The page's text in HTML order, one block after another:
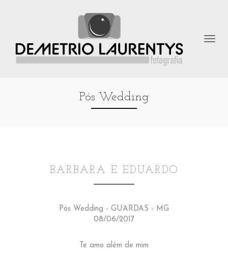
Pós Wedding
BARBARA E EDUARDO
Pós Wedding - GUARDAS - MG
08/06/2017
Te amo além de mim